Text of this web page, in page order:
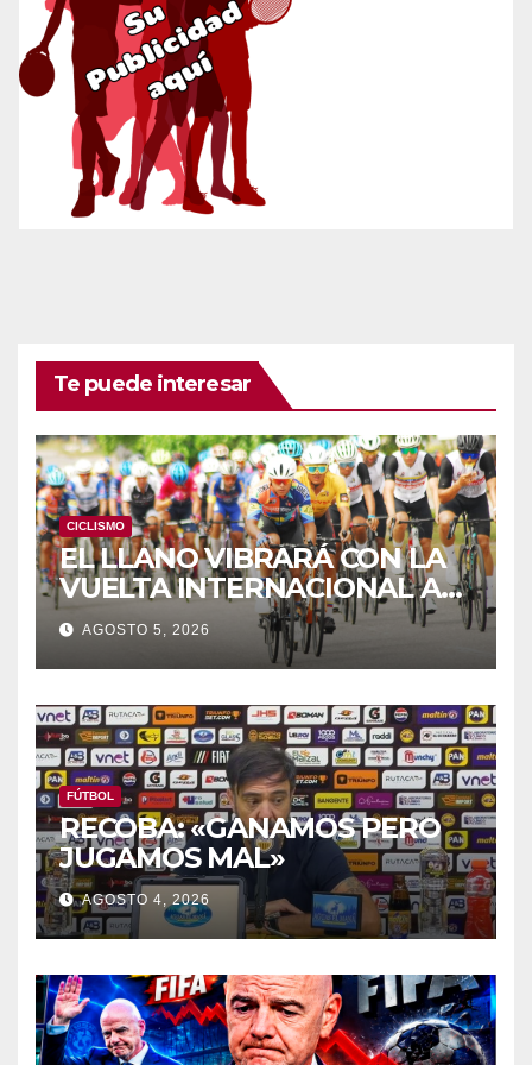
Te puede interesar
CICLISMO
EL LLANO VIBRARÁ CON LA
VUELTA INTERNACIONAL A
ZAMORA
AGOSTO 5, 2026
FÚTBOL
RECOBA: «GANAMOS PERO
JUGAMOS MAL»
AGOSTO 4, 2026